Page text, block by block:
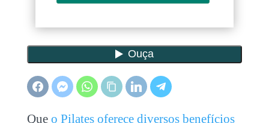
Que o Pilates oferece diversos benefícios